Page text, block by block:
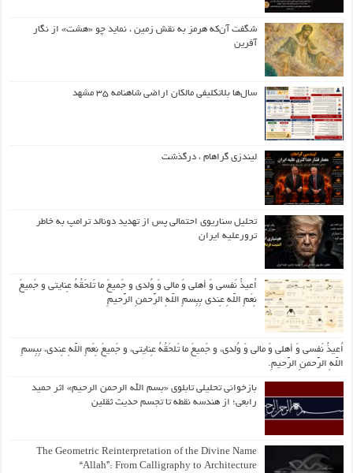
شگفت آن‌که هرمز به نقش زمین ، نماید چو «هشت» از نگار
آفرین
سال‌ها بلاتکلیفی مالکان اراضی شاهنامه ۳۵ مشهد
لیندزی گراهام ، درگذشت
تحلیل سناریوی احتمالی پس از تهدید دونالد ترامپ به خاطر
ترورعلیه ایران
اُعیذُ نَفسی وَ أهلی وَ مالی وَ وُلدی و جَمیعَ ما تَلحَقُهُ عِنایتی و جَمیعَ
نِعَمِ اللّهِ عِندی بِبِسمِ اللّهِ الرَّحمنِ الرَّحیمِ
اُعیذُ نَفسی وَ أهلی وَ مالی وَ وُلدی، و جَمیعَ ما تَلحَقُهُ عِنایتی، و جَمیعَ نِعَمِ اللّهِ عِندی، بِبِسمِ
اللّهِ الرَّحمنِ الرَّحیمِ.
بازخوانی تحلیلی تابلوی «بسم الله الرحمن الرحیم» اثر حمید
رابعی؛ از هندسه نقطه تا تجسم حدیث ثقلین
The Geometric Reinterpretation of the Divine Name
“Allah”: From Calligraphy to Architecture